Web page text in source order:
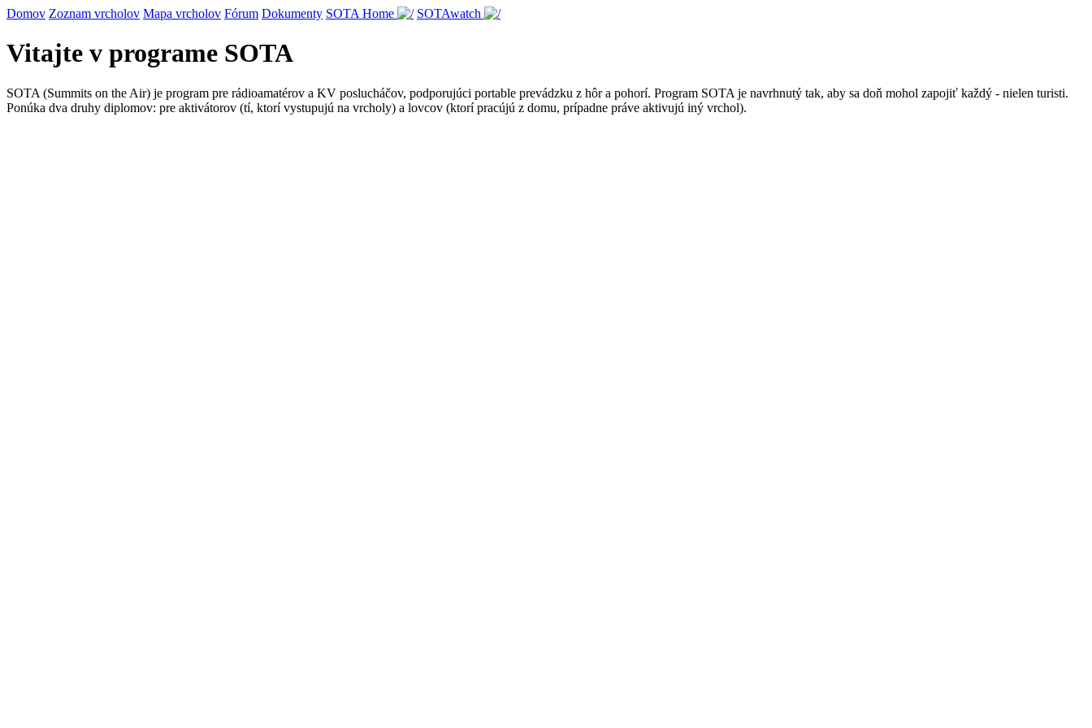
Domov Zoznam vrcholov Mapa vrcholov Fórum Dokumenty SOTA Home SOTAwatch
Vitajte v programe SOTA
SOTA (Summits on the Air) je program pre rádioamatérov a KV poslucháčov, podporujúci portable prevádzku z hôr a pohorí. Program SOTA je navrhnutý tak, aby sa doň mohol zapojiť každý - nielen turisti.
Ponúka dva druhy diplomov: pre aktivátorov (tí, ktorí vystupujú na vrcholy) a lovcov (ktorí pracújú z domu, prípadne práve aktivujú iný vrchol).